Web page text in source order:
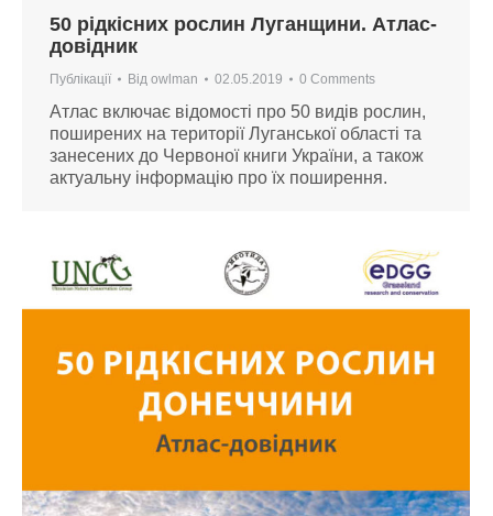
50 рідкісних рослин Луганщини. Атлас-
довідник
Публікації Від owlman 02.05.2019 0 Comments
Атлас включає відомості про 50 видів рослин,
поширених на території Луганської області та
занесених до Червоної книги України, а також
актуальну інформацію про їх поширення.